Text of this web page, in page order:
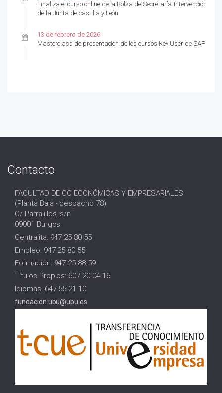
Finaliza el curso online de la Bolsa de Secretaría-Intervención
de la Junta de castilla y León
13 de febrero de 2026
Masterclass de presentación de los cursos Key User de SAP
Contacto
FACULTAD DE CC ECONÓMICAS Y EMPRESARIALES
(Planta Baja - despacho 78)
C/ Parralillos, s/n
09001 Burgos
Centralita: 947 25 80 55
Empleo: 947 25 80 55
Formación: 947 25 88 59
Títulos Propios: 607 20 04 16
Idiomas: 647 55 21 10
fundacion.ubu@ubu.es